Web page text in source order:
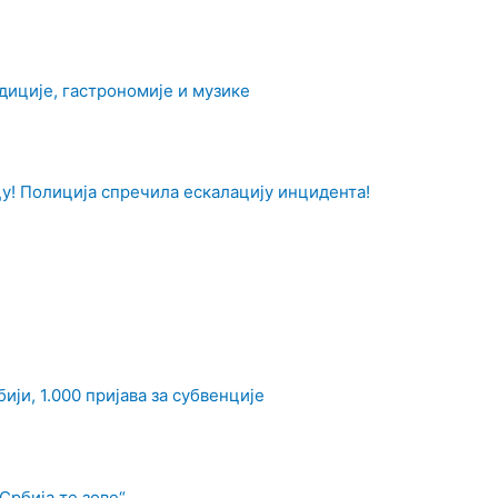
гастрономије и музике
Полиција спречила ескалацију инцидента!
1.000 пријава за субвенције